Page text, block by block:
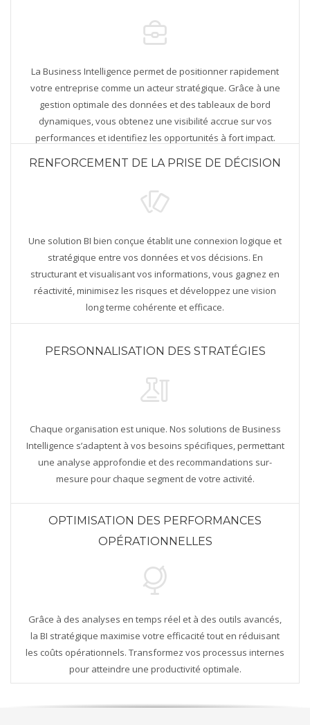
La Business Intelligence permet de positionner rapidement
votre entreprise comme un acteur stratégique. Grâce à une
gestion optimale des données et des tableaux de bord
dynamiques, vous obtenez une visibilité accrue sur vos
performances et identifiez les opportunités à fort impact.
RENFORCEMENT DE LA PRISE DE DÉCISION
Une solution BI bien conçue établit une connexion logique et
stratégique entre vos données et vos décisions. En
structurant et visualisant vos informations, vous gagnez en
réactivité, minimisez les risques et développez une vision
long terme cohérente et efficace.
PERSONNALISATION DES STRATÉGIES
Chaque organisation est unique. Nos solutions de Business
Intelligence s’adaptent à vos besoins spécifiques, permettant
une analyse approfondie et des recommandations sur-
mesure pour chaque segment de votre activité.
OPTIMISATION DES PERFORMANCES
OPÉRATIONNELLES
Grâce à des analyses en temps réel et à des outils avancés,
la BI stratégique maximise votre efficacité tout en réduisant
les coûts opérationnels. Transformez vos processus internes
pour atteindre une productivité optimale.